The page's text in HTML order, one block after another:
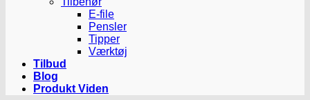
E-file
Pensler
Tipper
Værktøj
Tilbud
Blog
Produkt Viden